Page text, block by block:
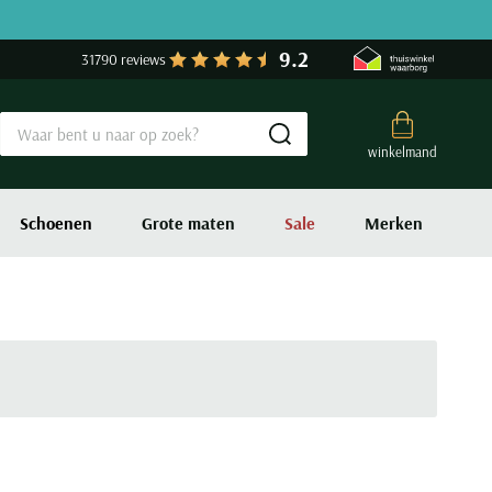
31790 reviews 9.2
winkelmand
Submit search
Schoenen Grote maten Sale Merken